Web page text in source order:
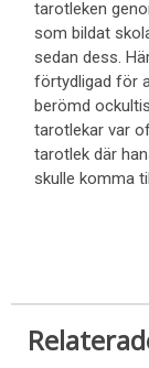
tarotleken
som bildat
sedan dess.
förtydligad för
berömd
tarotlekar var
tarotlek där
skulle komma